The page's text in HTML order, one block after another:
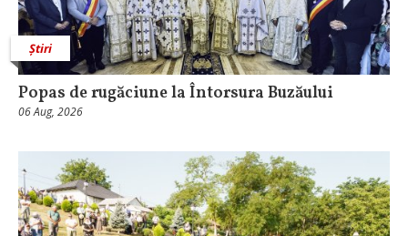
Știri
Popas de rugăciune la Întorsura Buzăului
06 Aug, 2026